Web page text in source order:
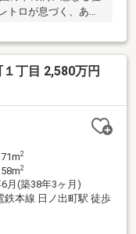
ロが息づく、あな
丁目 2,580万円
2
2
月(築38年3ヶ月)
鉄本線 日ノ出町駅 徒歩